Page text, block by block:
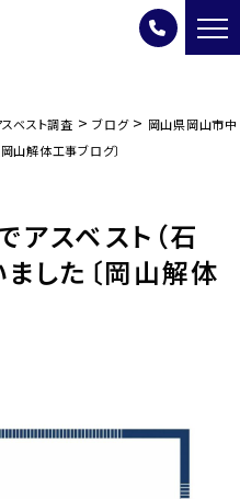
ベスト調査 > ブログ> 岡山県岡山市中
山解体工事ブログ〕
スベスト（石
した〔岡山解体